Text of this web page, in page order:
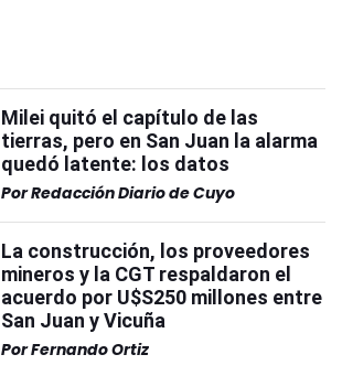
Milei quitó el capítulo de las
tierras, pero en San Juan la alarma
quedó latente: los datos
PorRedacción Diario de Cuyo
La construcción, los proveedores
mineros y la CGT respaldaron el
acuerdo por U$S250 millones entre
San Juan y Vicuña
PorFernando Ortiz